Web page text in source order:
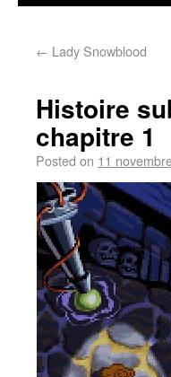
← Lady Snowblood
Histoire
chapitre 1
Posted on 11